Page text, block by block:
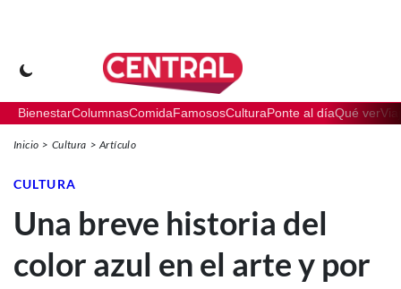
BienestarColumnasComidaFamososCulturaPonte al díaQué ver
Inicio Cultura Artículo
CULTURA
Una breve historia del
color azul en el arte y por